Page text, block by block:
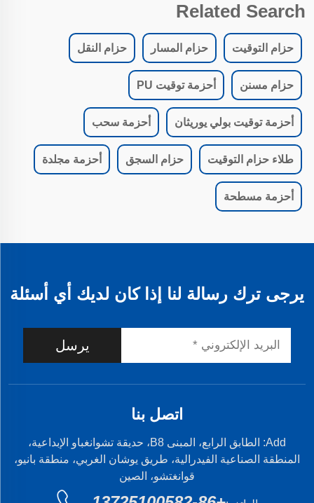
Related Search
حزام التوقيت حزام المسار حزام النقل
حزام مسنن أحزمة توقيت PU
أحزمة توقيت بولي يوريثان أحزمة سحب
طلاء حزام التوقيت حزام السجق أحزمة مجلدة
أحزمة مسطحة
يرجى ترك رسالة لنا إذا كان لديك أي أسئلة
يرسل
اتصل بنا
Add: الطابق الرابع، المبنى B8، حديقة تشوانغباو الإبداعية،
المنطقة الصناعية الفيدرالية، طريق يوشان الغربي، منطقة بانيو،
قوانغتشو، الصين